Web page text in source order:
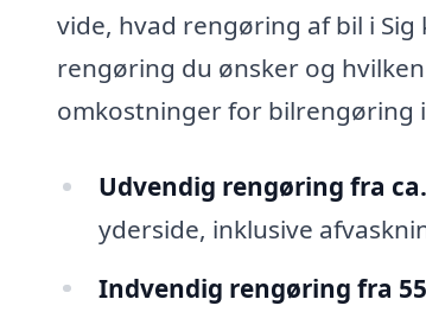
vide, hvad rengøring af bil i
rengøring du ønsker og
omkostninger for bilrengøring
Udvendig rengøring fra
yderside, inklusive
Indvendig rengøring fra